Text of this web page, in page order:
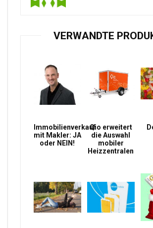
VERWANDTE
Immobilienverkauf
mit Makler: JA
oder NEIN!
Qio erweitert
die Auswahl
mobiler
Heizzentralen